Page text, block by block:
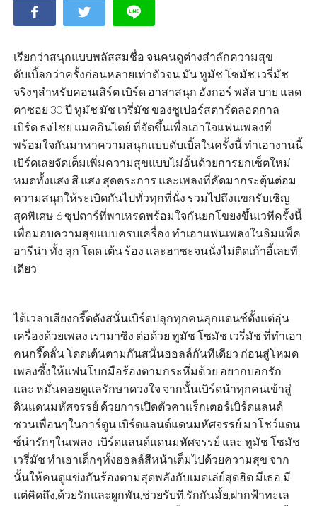
เรียกว่าสนุกแบบพลัสสมชื่อ จนคนดูต่างสำลักความสุข
ดับเบิ้ลกว่าครั้งก่อนหลายเท่าตัวจน มัน ทูมัช โซมัช เวรี่มัช
จริงๆสำหรับคอนเสิร์ต เบิร์ด อาสาสนุก อังกอร์ พลัส บาย แลด
ตาซอย 30 ปี ทูมัช มัช เวรี่มัช ของซูเปอร์สตาร์ตลอดกาล
เบิร์ด ธงไชย แมคอินไตย์ ที่จัดขึ้นเพื่อเอาใจแฟนเพลงที่
พร้อมใจกันมาหาความสนุกแบบดับเบิ้ลในครั้งนี้ ทำเอางานนี้
เบิร์ดเลยจัดเต็มเพิ่มความสุขแบบไม่อั้นด้วยการยกเซ็ตใหม่
หมดทั้งแสง สี แสง สุดตระการ และเพลงที่คัดมากระตุ้นต่อม
ความสนุกให้ระเบิดกันไปทั่วทุกที่นั่ง รวมไปถึงแขกรับเชิญ
สุดพิเศษ 6 ซุปตาร์ที่พาเหรดพร้อมใจกันยกโขยงขึ้นเวทีครั้งนี้
เพื่อมอบความสุขแบบครบเครื่อง ทำเอาแฟนเพลงในอิมแพ็ค
อารีน่า ทั้ง ลุก โดด เต้น ร้อง และฮาซะจนนั่งไม่ติดเก้าอี้เลยที
เดียว
ได้เวลาเสียงกรี๊ดดังสนั่นเบิร์ดปลุกทุกคนลุกแดนซ์ตั้งแต่อุ่น
เครื่องด้วยเพลง เรามาซิง ต่อด้วย ทูมัช โซมัช เวรี่มัช ที่ทำเอา
คนกรี๊ดลั่น โดดเต้นตามกันสนั่นฮอลล์กันทีเดียว ก่อนสู่โหมด
เพลงซึ้งให้แฟนโบกมือร้องตามกระหึ่มด้วย อยากบอกรัก
และ หมั่นคอยดูแลรักษาดวงใจ จากนั้นเบิร์ดนำทุกคนเข้าสู่
ดินแดนมหัศจรรย์ ด้วยการเปิดตัวคาแร็กเตอร์เบิร์ดแลนด์
ชวนเพื่อนๆในการ์ตูน เบิร์ดแลนด์แดนมหัศจรรย์ มาโชว์แดน
ซ์น่ารักๆในเพลง เบิร์ดแลนด์แดนมหัศจรรย์ และ ทูมัช โซมัช
เวรี่มัช ทำเอาเด็กๆทั้งฮอลล์สีหน้าเต็มไปด้วยความสุข จาก
นั้นให้คนดูแข่งกันร้องตามสุดพลังกับเมดเล่ย์สุดฮิต มีเธอ,มี
แต่คิดถึง,ด้วยรักและผูกพัน,ช่วยรับที,รักกันมั้ย,ฝากฟ้าทะเล